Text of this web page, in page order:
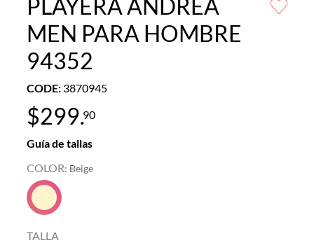
PLAYERA ANDREA
MEN PARA HOMBRE
94352
CODE: 3870945
$299.90
Guía de tallas
COLOR: Beige
TALLA